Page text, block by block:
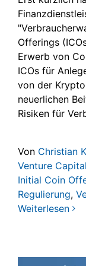
Offerings
Erwerb von
ICOs für
von der
neuerlichen
Risiken für
Von Christian
Venture
Initial Coin
Regulierung,
Weiterlesen